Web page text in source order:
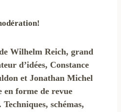
Wilhelm Reich, grand
d’idées, Constance
et Jonathan Michel
en forme de revue
schémas,